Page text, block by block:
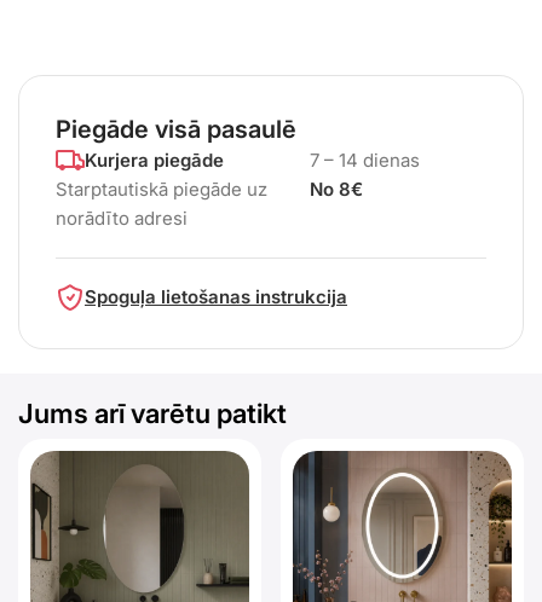
Piegāde visā pasaulē
Kurjera piegāde
Starptautiskā piegāde uz
norādīto adresi
7 – 14 dienas
No 8€
Spoguļa lietošanas instrukcija
Jums arī varētu patikt